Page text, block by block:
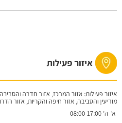
איזור פעילות
איזור פעילות: אזור המרכז, אזור חדרה
מודיעין והסביבה, אזור חיפה והקריות, אזור
א'-ה'08:00-17:00